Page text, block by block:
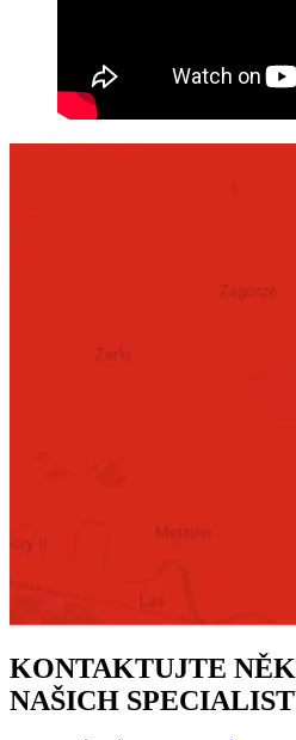
KONTAKTUJTE
NAŠICH